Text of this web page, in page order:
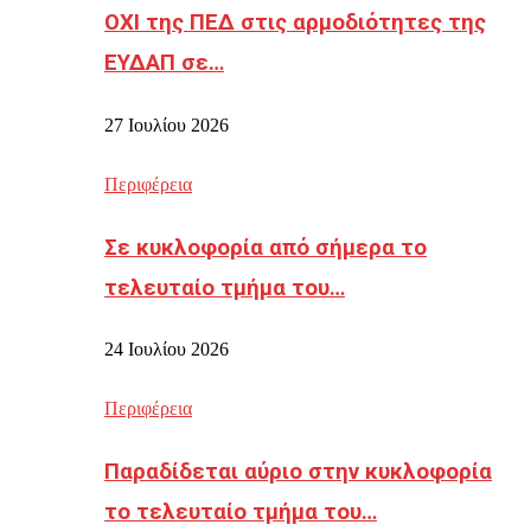
ΟΧΙ της ΠΕΔ στις αρμοδιότητες της
ΕΥΔΑΠ σε…
27 Ιουλίου 2026
Περιφέρεια
Σε κυκλοφορία από σήμερα το
τελευταίο τμήμα του…
24 Ιουλίου 2026
Περιφέρεια
Παραδίδεται αύριο στην κυκλοφορία
το τελευταίο τμήμα του…